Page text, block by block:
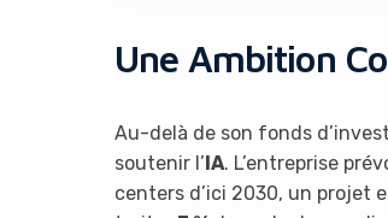
Une Ambition
Au-delà de son fonds
soutenir l’ IA. L’entreprise
centers d’ici 2030, un projet